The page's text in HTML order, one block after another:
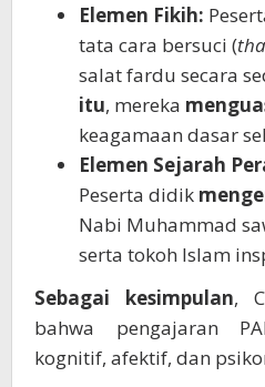
Elemen Fikih:
tata cara bersuci (
salat fardu secara
itu, mereka
keagamaan dasar
Elemen Sejarah
Peserta didik
Nabi Muhammad
serta tokoh Islam
Sebagai kesimpulan,
bahwa pengajaran
kognitif, afektif, dan